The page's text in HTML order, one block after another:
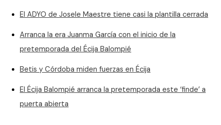
El ADYO de Josele Maestre tiene casi la plantilla cerrada
Arranca la era Juanma García con el inicio de la
pretemporada del Écija Balompié
Betis y Córdoba miden fuerzas en Écija
El Écija Balompié arranca la pretemporada este ‘finde’ a
puerta abierta